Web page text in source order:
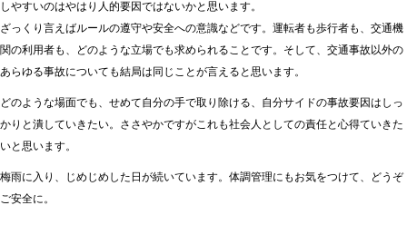
しやすいのはやはり人的要因ではないかと思います。
ざっくり言えばルールの遵守や安全への意識などです。運転者も歩行者も、交通機
関の利用者も、どのような立場でも求められることです。そして、交通事故以外の
あらゆる事故についても結局は同じことが言えると思います。
どのような場面でも、せめて自分の手で取り除ける、自分サイドの事故要因はしっ
かりと潰していきたい。ささやかですがこれも社会人としての責任と心得ていきた
いと思います。
梅雨に入り、じめじめした日が続いています。体調管理にもお気をつけて、どうぞ
ご安全に。